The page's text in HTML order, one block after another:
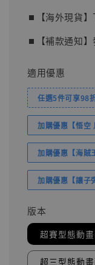
⏹︎【海外現貨】
⏹︎【補款通知】
適用優惠
任選5件可享98
加購優惠【悟空
加購優惠【海賊
加購優惠【讓子
版本
超賽型態動
超三型態動